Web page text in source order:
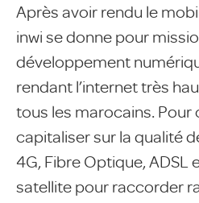
Après avoir rendu le
inwi se donne pour
développement
rendant l’internet très
tous les marocains. Pour
capitaliser sur la qualité
4G, Fibre Optique, ADSL
satellite pour raccorder